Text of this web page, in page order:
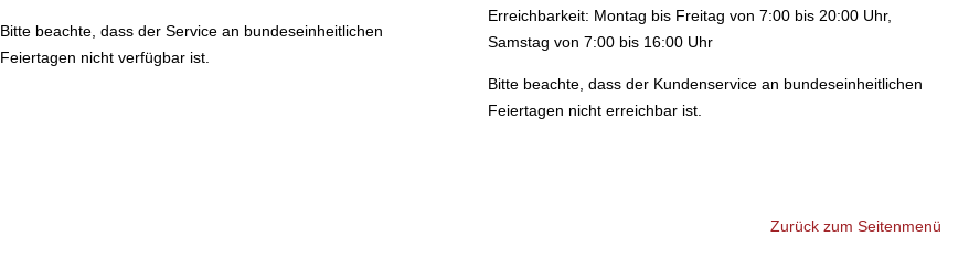
Bitte beachte, dass der Service an bundeseinheitlichen
Feiertagen nicht verfügbar ist.
Erreichbarkeit: Montag bis Freitag von 7:00 bis 20:00 Uhr,
Samstag von 7:00 bis 16:00 Uhr
Bitte beachte, dass der Kundenservice an bundeseinheitlichen
Feiertagen nicht erreichbar ist.
Zurück zum Seitenmenü